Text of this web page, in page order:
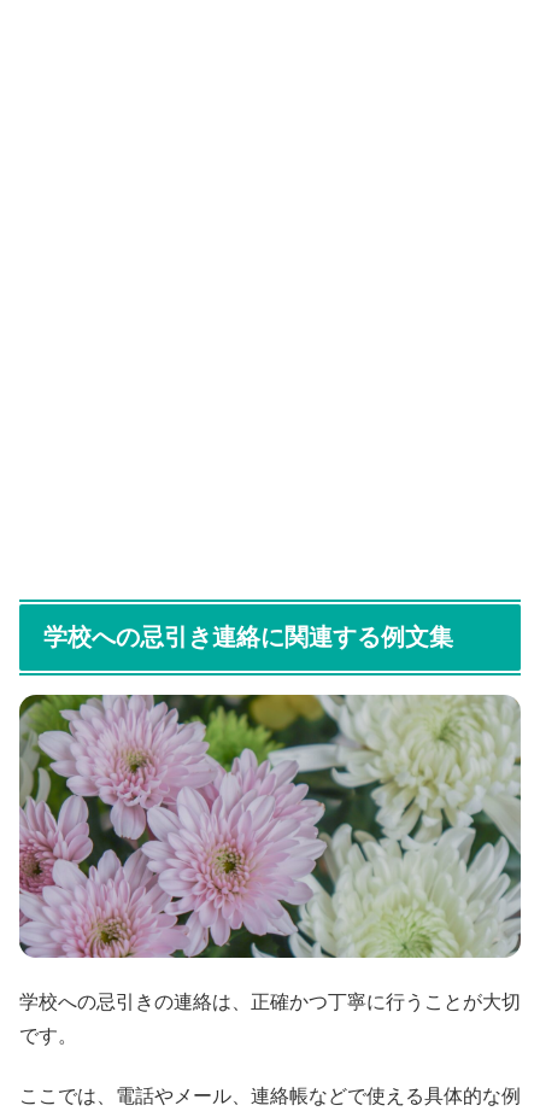
学校への忌引き連絡に関連する例文集
学校への忌引きの連絡は、正確かつ丁寧に行うことが大切
です。
ここでは、電話やメール、連絡帳などで使える具体的な例